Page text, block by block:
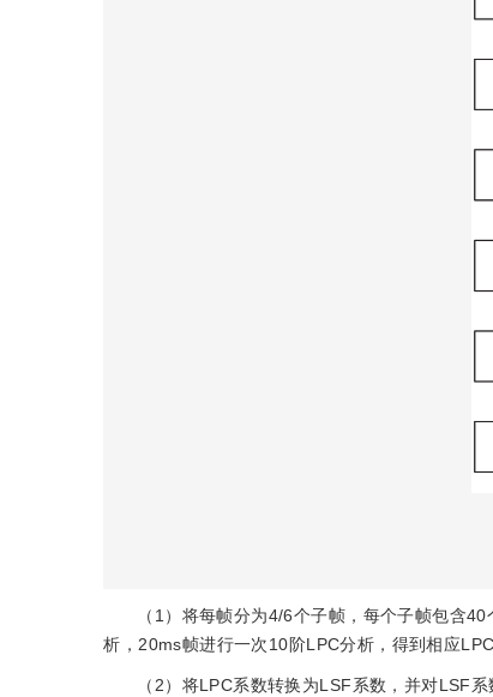
（1）将每帧分为4/6个子帧，每个子帧包含
析，20ms帧进行一次10阶LPC分析，得到相应LPC
（2）将LPC系数转换为LSF系数，并对LSF